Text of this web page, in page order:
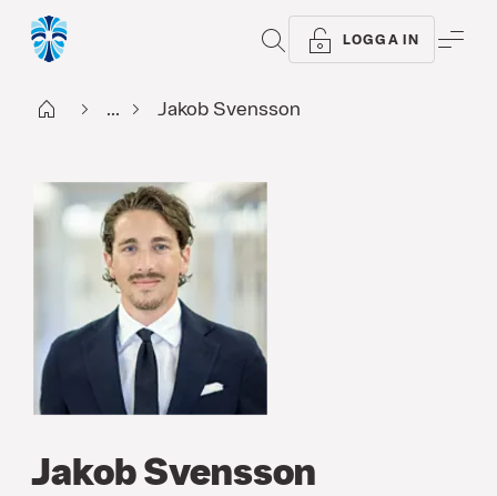
SÖK LOGGA IN
Start ... Jakob Svensson
Jakob Svensson